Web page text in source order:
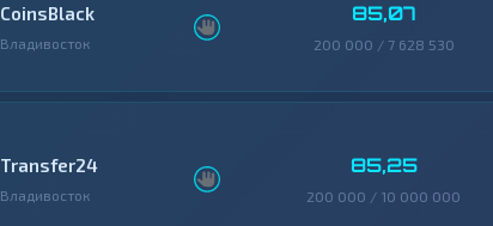
CoinsBlack
Владивосток
85,07
200 000 / 7 628 530
Transfer24
Владивосток
85,25
200 000 / 10 000 000